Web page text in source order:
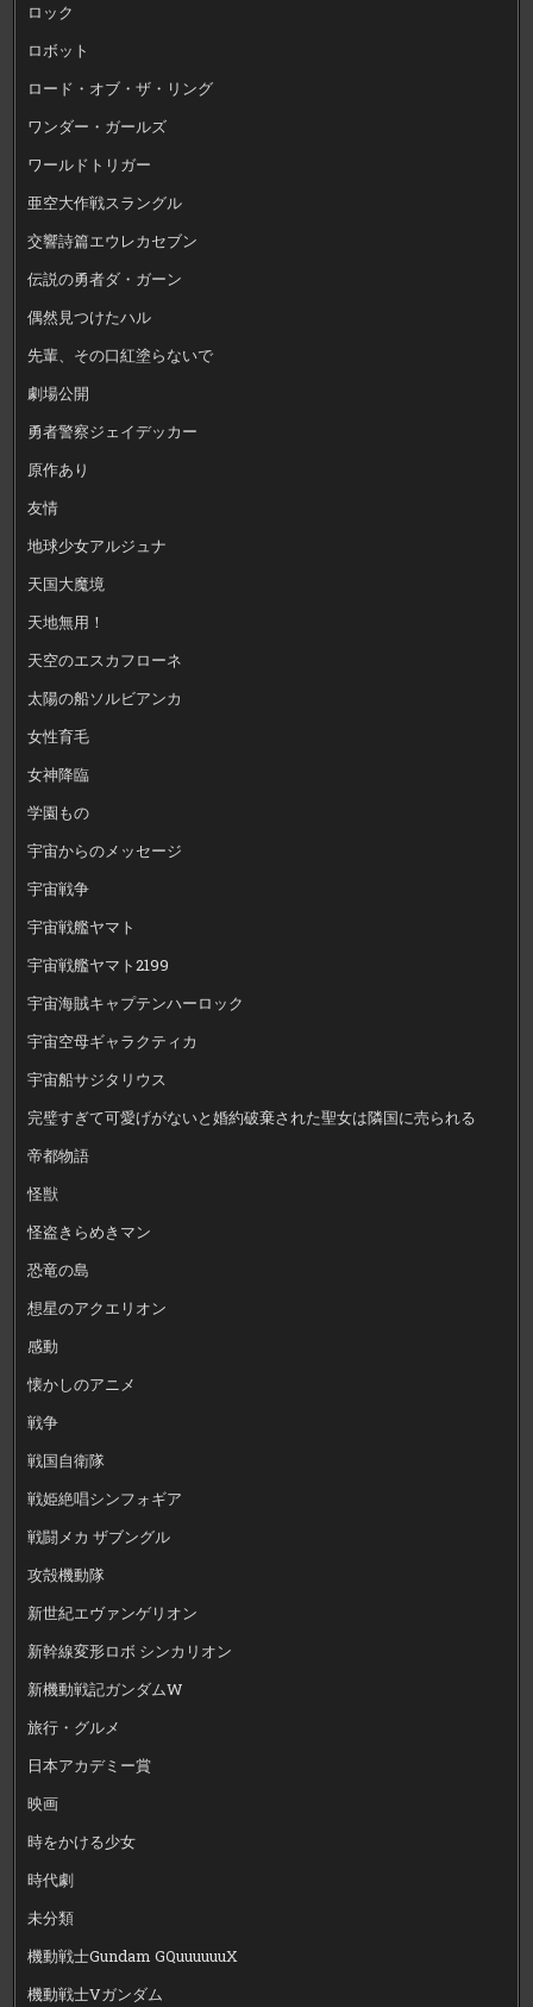
ロック
ロボット
ロード・オブ・ザ・リング
ワンダー・ガールズ
ワールドトリガー
亜空大作戦スラングル
交響詩篇エウレカセブン
伝説の勇者ダ・ガーン
偶然見つけたハル
先輩、その口紅塗らないで
劇場公開
勇者警察ジェイデッカー
原作あり
友情
地球少女アルジュナ
天国大魔境
天地無用！
天空のエスカフローネ
太陽の船ソルビアンカ
女性育毛
女神降臨
学園もの
宇宙からのメッセージ
宇宙戦争
宇宙戦艦ヤマト
宇宙戦艦ヤマト2199
宇宙海賊キャプテンハーロック
宇宙空母ギャラクティカ
宇宙船サジタリウス
完璧すぎて可愛げがないと婚約破棄された聖女は隣国に売られる
帝都物語
怪獣
怪盗きらめきマン
恐竜の島
想星のアクエリオン
感動
懐かしのアニメ
戦争
戦国自衛隊
戦姫絶唱シンフォギア
戦闘メカ ザブングル
攻殻機動隊
新世紀エヴァンゲリオン
新幹線変形ロボ シンカリオン
新機動戦記ガンダムW
旅行・グルメ
日本アカデミー賞
映画
時をかける少女
時代劇
未分類
機動戦士Gundam GQuuuuuuX
機動戦士Vガンダム